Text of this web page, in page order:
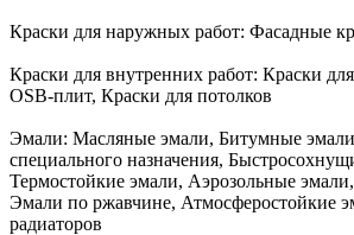
Краски для наружных работ: Фасадные
Краски для внутренних работ: Краски
OSB-плит, Краски для потолков
Эмали: Масляные эмали, Битумные
специального назначения,
Термостойкие эмали, Аэрозольные
Эмали по ржавчине, Атмосферостойкие
радиаторов